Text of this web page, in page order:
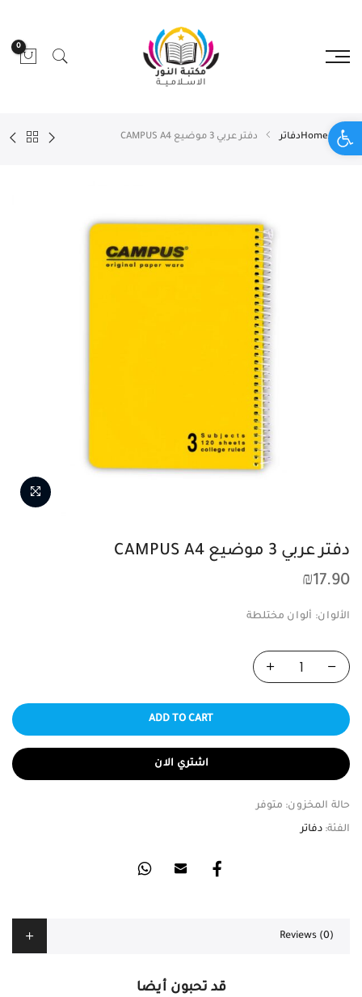
Open toolbar
0
Homeدفاتر دفتر عربي 3 موضيع CAMPUS A4
دفتر عربي 3 موضيع CAMPUS A4
₪17.90
الألوان: ألوان مختلطة
ADD TO CART
اشتري الان
حالة المخزون: متوفر
الفئة: دفاتر
Reviews (0)
قد تحبون أيضا